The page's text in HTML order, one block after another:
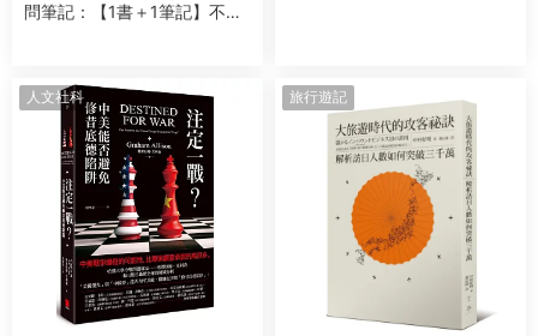
問筆記：【1書＋1筆記】不隻
人文社科 旅行遊記